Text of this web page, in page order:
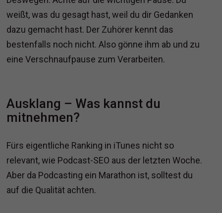
weißt, was du gesagt hast, weil du dir Gedanken
dazu gemacht hast. Der Zuhörer kennt das
bestenfalls noch nicht. Also gönne ihm ab und zu
eine Verschnaufpause zum Verarbeiten.
Ausklang – Was kannst du
mitnehmen?
Fürs eigentliche Ranking in iTunes nicht so
relevant, wie Podcast-SEO aus der letzten Woche.
Aber da Podcasting ein Marathon ist, solltest du
auf die Qualität achten.